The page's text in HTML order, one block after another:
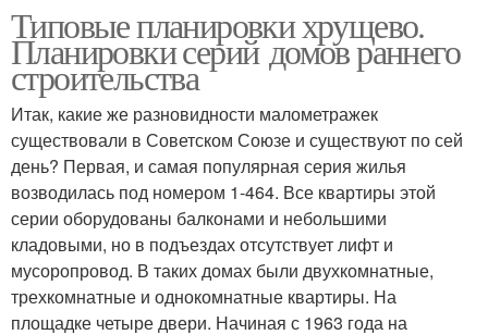
Типовые планировки хрущево.
Планировки серий домов раннего
строительства
Итак, какие же разновидности малометражек
существовали в Советском Союзе и существуют по сей
день? Первая, и самая популярная серия жилья
возводилась под номером 1-464. Все квартиры этой
серии оборудованы балконами и небольшими
кладовыми, но в подъездах отсутствует лифт и
мусоропровод. В таких домах были двухкомнатные,
трехкомнатные и однокомнатные квартиры. На
площадке четыре двери. Начиная с 1963 года на